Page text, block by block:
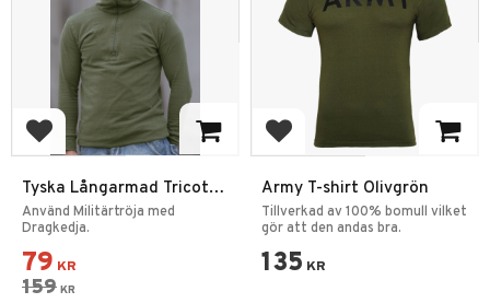
Add to favorites
Tyska Långarmad Tricot
Tröja begagnad
Använd Militärtröja med
Dragkedja.
79 KR
159 KR
Add to favorites
Army T-shirt Olivgrön
Tillverkad av 100% bomull vilket
gör att den andas bra.
135 KR